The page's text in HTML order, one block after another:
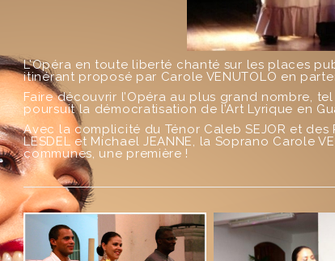
L’Opéra en toute liberté chanté sur les places
itinérant proposé par Carole VENUTOLO en
Faire découvrir l’Opéra au plus grand nombre,
poursuit la démocratisation de l’Art Lyrique en
Avec la complicité du Ténor Caleb SEJOR et des
LESDEL et Michael JEANNE, la Soprano Carole
communes, une première !